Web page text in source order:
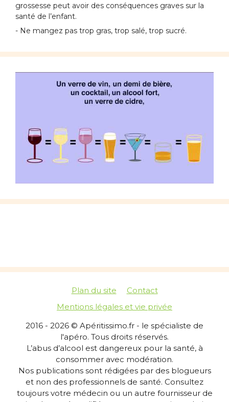
grossesse peut avoir des conséquences graves sur la
santé de l’enfant.
- Ne mangez pas trop gras, trop salé, trop sucré.
Plan du site
Contact
Mentions légales et vie privée
2016 - 2026 © Apéritissimo.fr - le spécialiste de
l'apéro. Tous droits réservés.
L’abus d’alcool est dangereux pour la santé, à
consommer avec modération.
Nos publications sont rédigées par des blogueurs
et non des professionnels de santé. Consultez
toujours votre médecin ou un autre fournisseur de